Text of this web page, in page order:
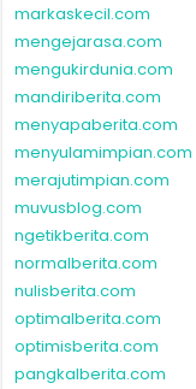
markaskecil.com
mengejarasa.com
mengukirdunia.com
mandiriberita.com
menyapaberita.com
menyulamimpian.com
merajutimpian.com
muvusblog.com
ngetikberita.com
normalberita.com
nulisberita.com
optimalberita.com
optimisberita.com
pangkalberita.com